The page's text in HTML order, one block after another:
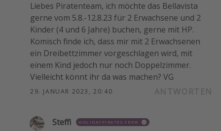
Liebes Piratenteam, ich möchte das Bellavista
gerne vom 5.8.-12.8.23 für 2 Erwachsene und 2
Kinder (4 und 6 Jahre) buchen, gerne mit HP.
Komisch finde ich, dass mir mit 2 Erwachsenen
ein Dreibettzimmer vorgeschlagen wird, mit
einem Kind jedoch nur noch Doppelzimmer.
Vielleicht könnt ihr da was machen? VG
29. JANUAR 2023, 20:40
Steffi HOLIDAYPIRATES CREW